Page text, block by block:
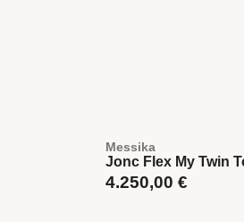
Messika
Jonc Flex My Twin
4.250,00 €